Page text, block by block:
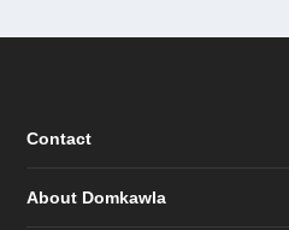
Contact
About Domkawla